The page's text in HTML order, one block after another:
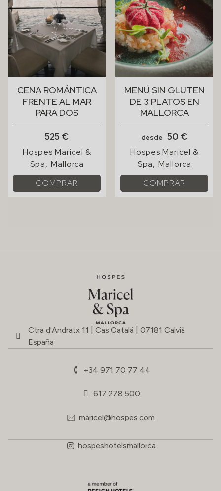
Ctra d'Andratx 11 | Cas Catalá | 07181 Calvià
España
+34 971 70 77 44
617 278 500
maricel@hospes.com
hospeshotelsmallorca